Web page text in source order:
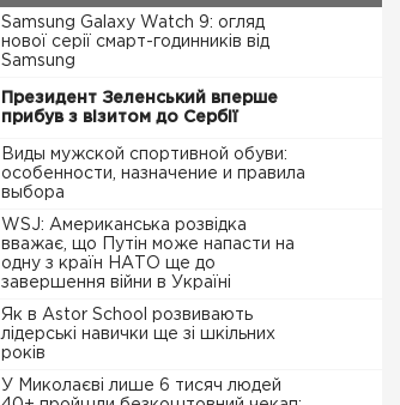
Samsung Galaxy Watch 9: огляд
нової серії смарт-годинників від
Samsung
Президент Зеленський вперше
прибув з візитом до Сербії
Виды мужской спортивной обуви:
особенности, назначение и правила
выбора
WSJ: Американська розвідка
вважає, що Путін може напасти на
одну з країн НАТО ще до
завершення війни в Україні
Як в Astor School розвивають
лідерські навички ще зі шкільних
років
У Миколаєві лише 6 тисяч людей